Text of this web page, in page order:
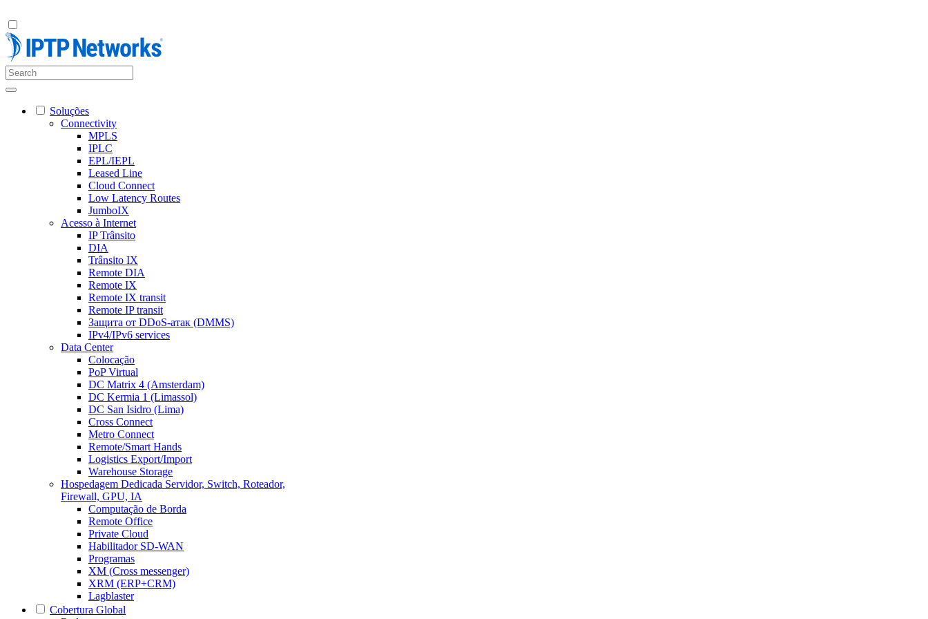
Soluções
Connectivity
MPLS
IPLC
EPL/IEPL
Leased Line
Cloud Connect
Low Latency Routes
JumboIX
Acesso à Internet
IP Trânsito
DIA
Trânsito IX
Remote DIA
Remote IX
Remote IX transit
Remote IP transit
Защита от DDoS-атак (DMMS)
IPv4/IPv6 services
Data Center
Colocação
PoP Virtual
DC Matrix 4 (Amsterdam)
DC Kermia 1 (Limassol)
DC San Isidro (Lima)
Cross Connect
Metro Connect
Remote/Smart Hands
Logistics Export/Import
Warehouse Storage
Hospedagem Dedicada Servidor, Switch, Roteador,
Firewall, GPU, IA
Computação de Borda
Remote Office
Private Cloud
Habilitador SD-WAN
Programas
XM (Cross messenger)
XRM (ERP+CRM)
Lagblaster
Cobertura Global